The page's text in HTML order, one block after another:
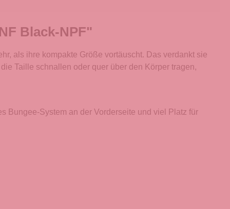
Black-NPF"
als ihre kompakte Größe vortäuscht. Das verdankt sie
Taille schnallen oder quer über den Körper tragen,
Bungee-System an der Vorderseite und viel Platz für